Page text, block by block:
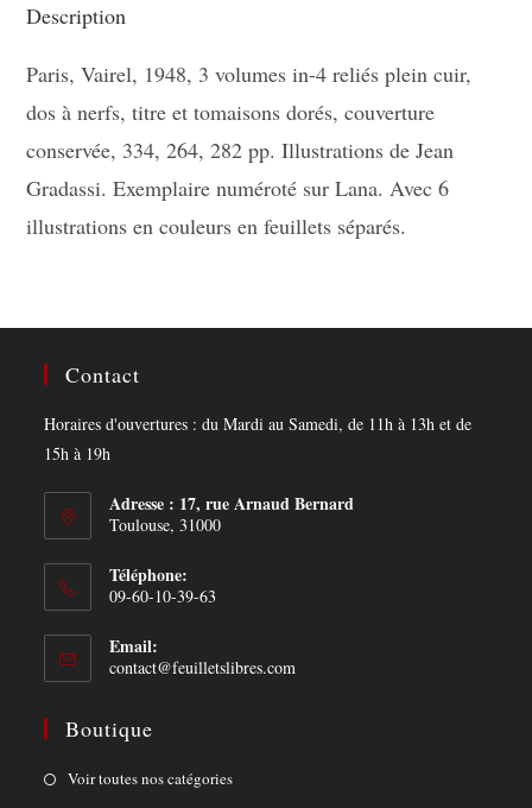
Description
Paris, Vairel, 1948, 3 volumes in-4 reliés plein cuir,
dos à nerfs, titre et tomaisons dorés, couverture
conservée, 334, 264, 282 pp. Illustrations de Jean
Gradassi. Exemplaire numéroté sur Lana. Avec 6
illustrations en couleurs en feuillets séparés.
Contact
Horaires d'ouvertures : du Mardi au Samedi, de 11h à 13h et de
15h à 19h
Adresse : 17, rue Arnaud Bernard
Toulouse, 31000
Téléphone:
09-60-10-39-63
Email:
contact@feuilletslibres.com
Boutique
Voir toutes nos catégoriesOpens